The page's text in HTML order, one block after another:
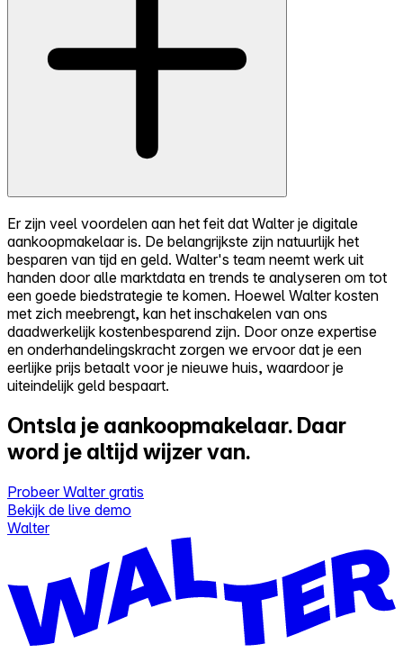
Er zijn veel voordelen aan het feit dat Walter je digitale
aankoopmakelaar is. De belangrijkste zijn natuurlijk het
besparen van tijd en geld. Walter's team neemt werk uit
handen door alle marktdata en trends te analyseren om tot
een goede biedstrategie te komen. Hoewel Walter kosten
met zich meebrengt, kan het inschakelen van ons
daadwerkelijk kostenbesparend zijn. Door onze expertise
en onderhandelingskracht zorgen we ervoor dat je een
eerlijke prijs betaalt voor je nieuwe huis, waardoor je
uiteindelijk geld bespaart.
Ontsla je aankoopmakelaar. Daar
word je altijd wijzer van.
Probeer Walter gratis
Bekijk de live demo
Walter